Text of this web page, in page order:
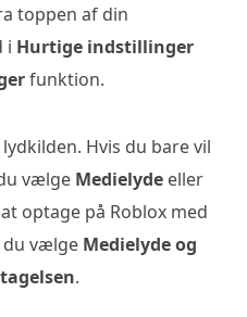
toppen af din
i Hurtige indstillinger
funktion.
Hvis du bare vil
vælge Medielyde eller
optage på Roblox med
du vælge Medielyde og
.